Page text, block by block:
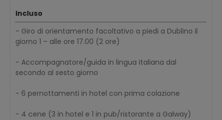
Incluso
- Giro di orientamento facoltativo a piedi a Dublino il
giorno 1 – alle ore 17.00 (2 ore)
- Accompagnatore/guida in lingua italiana dal
secondo al sesto giorno
- 6 pernottamenti in hotel con prima colazione
- 4 cene (3 in hotel e 1 in pub/ristorante a Galway)